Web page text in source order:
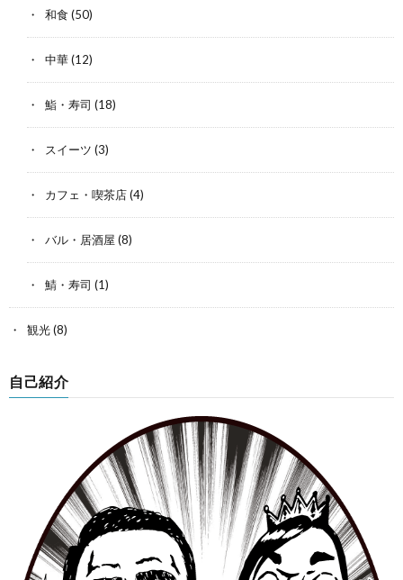
和食 (50)
中華(12)
鮨・寿司 (18)
スイーツ (3)
カフェ・喫茶店(4)
バル・居酒屋 (8)
鯖・寿司 (1)
観光(8)
自己紹介